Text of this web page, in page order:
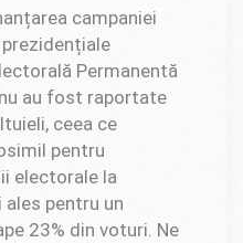
campaniei
Permanentă
au fost raportate
ceea ce
pentru
electorale la
pentru un
23% din voturi. Ne